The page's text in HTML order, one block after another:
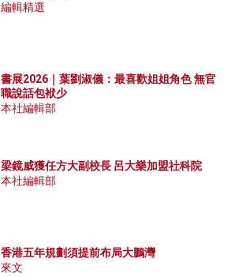
編輯精選
書展2026｜葉劉淑儀：最喜歡姐姐角色 無官
職說話包袱少
本社編輯部
梁鏡威獲任方大副校長 呂大樂加盟社科院
本社編輯部
香港五年規劃須提前布局大鵬灣
來文